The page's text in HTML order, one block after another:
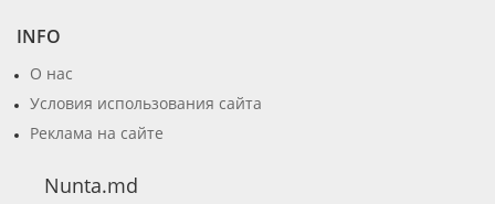
INFO
О нас
Условия использования сайта
Реклама на сайте
Nunta.md